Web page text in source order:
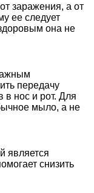
заражения, а от
ее следует
она не
передачу
в нос и рот. Для
мыло, а не
является
снизить